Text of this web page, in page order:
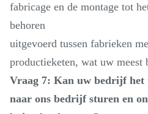
fabricage en de montage tot
behoren
uitgevoerd tussen fabrieken
productieketen, wat uw meest
Vraag 7: Kan uw bedrijf het
naar ons bedrijf sturen en